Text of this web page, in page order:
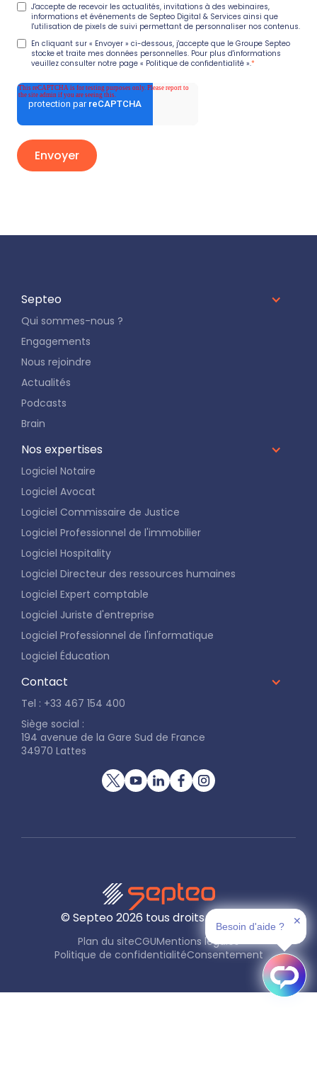
J'accepte de recevoir les actualités, invitations à des webinaires,
informations et événements de Septeo Digital & Services ainsi que
l'utilisation de pixels de suivi permettant de personnaliser nos contenus.
En cliquant sur « Envoyer » ci-dessous, j'accepte que le Groupe Septeo
stocke et traite mes données personnelles. Pour plus d'informations
veuillez consulter notre page « Politique de confidentialité ».*
Septeo
Qui sommes-nous ?
Engagements
Nous rejoindre
Actualités
Podcasts
Brain
Nos expertises
Logiciel Notaire
Logiciel Avocat
Logiciel Commissaire de Justice
Logiciel Professionnel de l'immobilier
Logiciel Hospitality
Logiciel Directeur des ressources humaines
Logiciel Expert comptable
Logiciel Juriste d'entreprise
Logiciel Professionnel de l'informatique
Logiciel Éducation
Contact
Tel : +33 467 154 400
Siège social :
194 avenue de la Gare Sud de France
34970 Lattes
© Septeo 2026 tous droits réservés
Plan du siteCGUMentions légales
Politique de confidentialitéConsentement
Besoin d'aide ? ✕